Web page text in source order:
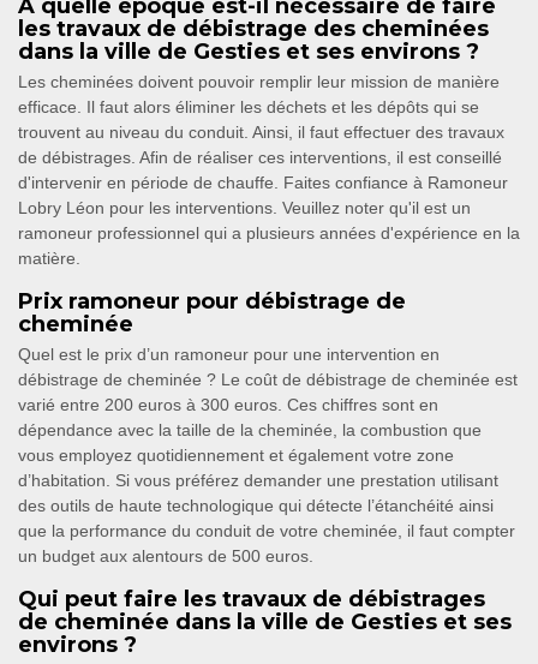
À quelle époque est-il nécessaire de faire
les travaux de débistrage des cheminées
dans la ville de Gesties et ses environs ?
Les cheminées doivent pouvoir remplir leur mission de manière
efficace. Il faut alors éliminer les déchets et les dépôts qui se
trouvent au niveau du conduit. Ainsi, il faut effectuer des travaux
de débistrages. Afin de réaliser ces interventions, il est conseillé
d'intervenir en période de chauffe. Faites confiance à Ramoneur
Lobry Léon pour les interventions. Veuillez noter qu'il est un
ramoneur professionnel qui a plusieurs années d'expérience en la
matière.
Prix ramoneur pour débistrage de
cheminée
Quel est le prix d’un ramoneur pour une intervention en
débistrage de cheminée ? Le coût de débistrage de cheminée est
varié entre 200 euros à 300 euros. Ces chiffres sont en
dépendance avec la taille de la cheminée, la combustion que
vous employez quotidiennement et également votre zone
d’habitation. Si vous préférez demander une prestation utilisant
des outils de haute technologique qui détecte l’étanchéité ainsi
que la performance du conduit de votre cheminée, il faut compter
un budget aux alentours de 500 euros.
Qui peut faire les travaux de débistrages
de cheminée dans la ville de Gesties et ses
environs ?